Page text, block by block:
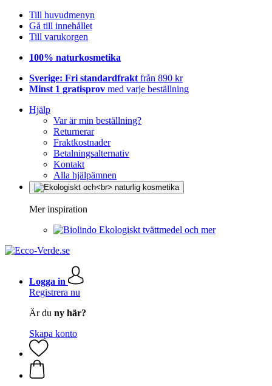
Till huvudmenyn
Gå till innehållet
Till varukorgen
100% naturkosmetika
Sverige: Fri standardfrakt från 890 kr
Minst 1 gratisprov med varje beställning
Hjälp
Var är min beställning?
Returnerar
Fraktkostnader
Betalningsalternativ
Kontakt
Alla hjälpämnen
Mer inspiration
Ekologiskt tvättmedel och mer
Logga in
Registrera nu
Är du ny här?
Skapa konto